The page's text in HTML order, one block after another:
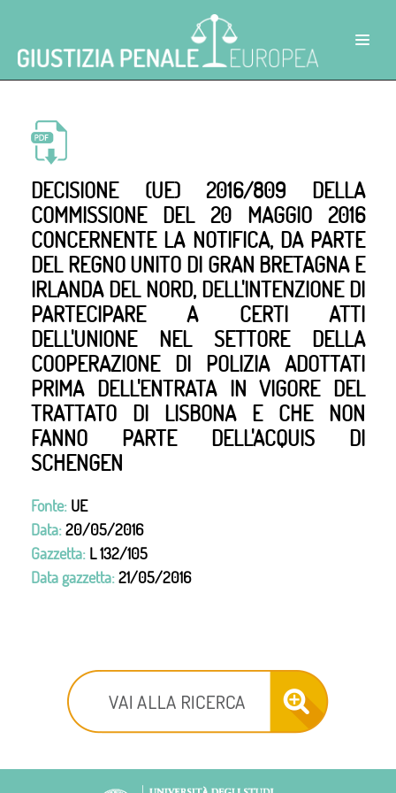
DECISIONE (UE) 2016/809 DELLA
COMMISSIONE DEL 20 MAGGIO 2016
CONCERNENTE LA NOTIFICA, DA PARTE
DEL REGNO UNITO DI GRAN BRETAGNA E
IRLANDA DEL NORD, DELL'INTENZIONE DI
PARTECIPARE A CERTI ATTI
DELL'UNIONE NEL SETTORE DELLA
COOPERAZIONE DI POLIZIA ADOTTATI
PRIMA DELL'ENTRATA IN VIGORE DEL
TRATTATO DI LISBONA E CHE NON
FANNO PARTE DELL'ACQUIS DI
SCHENGEN
Fonte: UE
Data:20/05/2016
Gazzetta: L 132/105
Data gazzetta:21/05/2016